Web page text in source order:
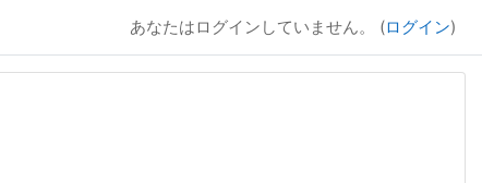
あなたはログインしていません。 (ログイン)